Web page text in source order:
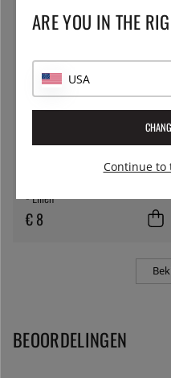
- Lilien
€ 8
BEOORDELINGEN
ARE YOU IN THE
USA
Continue to